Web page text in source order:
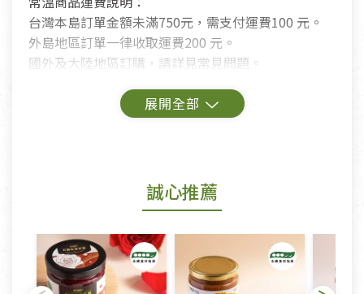
台灣本島訂單金額未滿750元，需支付運費100 元。
外島地區訂單一律收取運費200 元。
國外及大陸地區訂購，請詳見常見問題。
鑑賞期商品說明：
若您購買的商品有下列「不適用七天鑑賞期商品」情
形者，除商品瑕疵以外，恕不接受退換貨.
依消保法之規定提供該商品七天免費鑑賞期(含例假
日)的服務，原則上若商品未經使用或被汙損(除商品
瑕疵)，一般皆可申請退換貨。
誠心推薦